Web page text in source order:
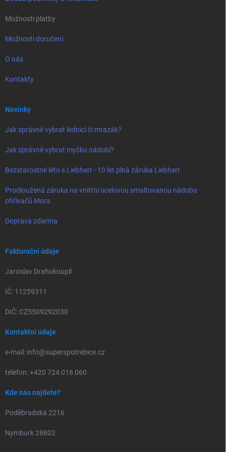
Možnosti platby
Možnosti doručení
O nás
Kontakty
Novinky
Jak správně vybrat lednici či mrazák?
Jak správně vybrat myčku nádobí?
Bezstarostné léto s Liebherr - 10 let plná záruka Liebherr
Prodloužená záruka na vnitřní ocelovou smaltovanou nádobu
ohřívačů Mora
Doprava zdarma
Fakturační údaje
Jaroslav Drahokoupil
IČ: 11259311
DIČ: CZ5509292030
Kontaktní údaje
e-mail: info@superspotrebice.cz
telefon: +420 724 018 060
Kde nás najdete?
Poděbradská 2216
Nymburk 28802